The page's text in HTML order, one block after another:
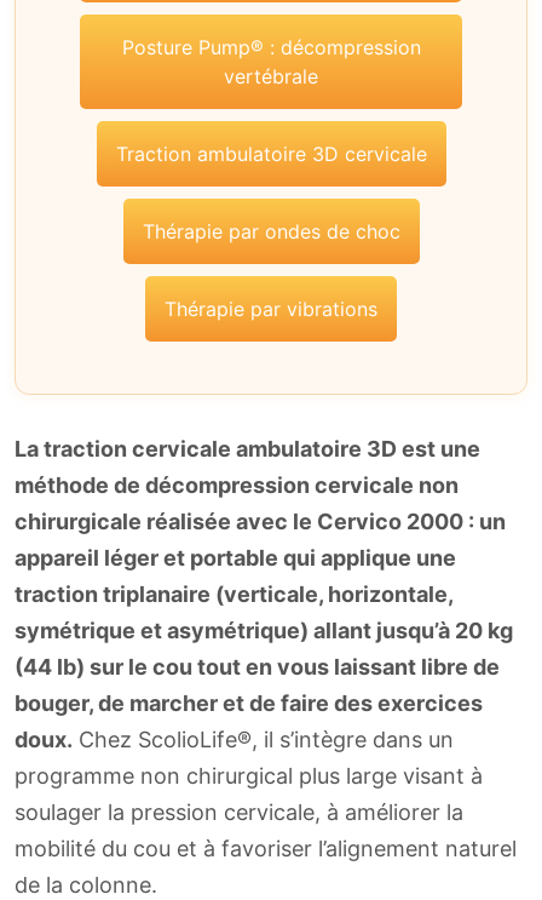
Posture Pump® : décompression
vertébrale
Traction ambulatoire 3D cervicale
Thérapie par ondes de choc
Thérapie par vibrations
La traction cervicale ambulatoire 3D est une
méthode de décompression cervicale non
chirurgicale réalisée avec le Cervico 2000 : un
appareil léger et portable qui applique une
traction triplanaire (verticale, horizontale,
symétrique et asymétrique) allant jusqu’à 20 kg
(44 lb) sur le cou tout en vous laissant libre de
bouger, de marcher et de faire des exercices
doux. Chez ScolioLife®, il s’intègre dans un
programme non chirurgical plus large visant à
soulager la pression cervicale, à améliorer la
mobilité du cou et à favoriser l’alignement naturel
de la colonne.